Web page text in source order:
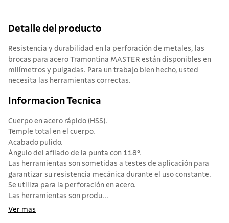
Detalle del producto
Resistencia y durabilidad en la perforación de metales, las
brocas para acero Tramontina MASTER están disponibles en
milímetros y pulgadas. Para un trabajo bien hecho, usted
necesita las herramientas correctas.
Informacion Tecnica
Cuerpo en acero rápido (HSS).
Temple total en el cuerpo.
Acabado pulido.
Ángulo del afilado de la punta con 118°.
Las herramientas son sometidas a testes de aplicación para
garantizar su resistencia mecánica durante el uso constante.
Se utiliza para la perforación en acero.
Las herramientas son produ...
Ver mas